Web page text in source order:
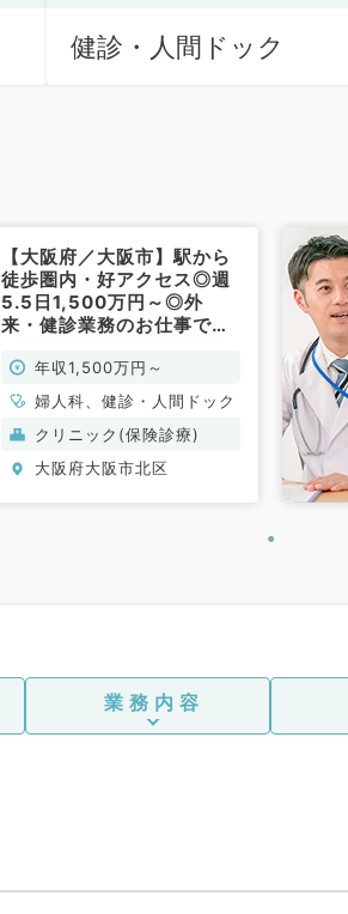
健診・人間ドック
【大阪府／大阪市】駅から
徒歩圏内・好アクセス◎週
5.5日1,500万円～◎外
来・健診業務のお仕事です
年収1,500万円～
婦人科、健診・人間ドック
クリニック(保険診療)
大阪府大阪市北区
業務内容